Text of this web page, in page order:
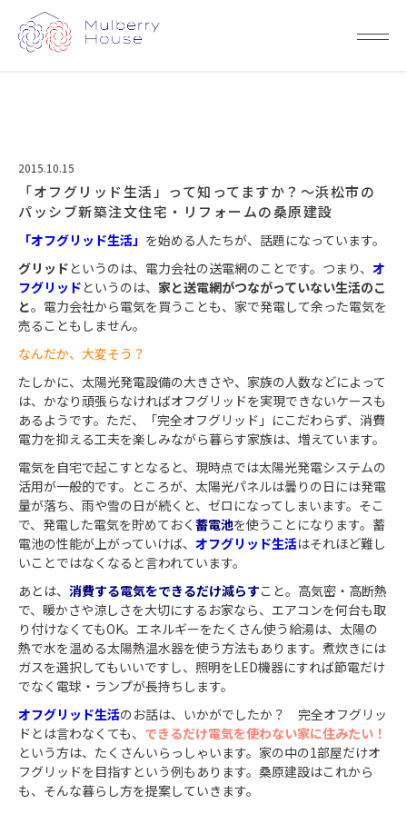
2015.10.15
「オフグリッド生活」って知ってますか？～浜松市の
パッシブ新築注文住宅・リフォームの桑原建設
「オフグリッド生活」 を始める人たちが、話題になっています。
グリッドというのは、電力会社の送電網のことです。つまり、 オ
フグリッドというのは、 家と送電網がつながっていない生活のこ
と。電力会社から電気を買うことも、家で発電して余った電気を
売ることもしません。
なんだか、大変そう？
たしかに、太陽光発電設備の大きさや、家族の人数などによって
は、かなり頑張らなければオフグリッドを実現できないケースも
あるようです。ただ、「完全オフグリッド」にこだわらず、消費
電力を抑える工夫を楽しみながら暮らす家族は、増えています。
電気を自宅で起こすとなると、現時点では太陽光発電システムの
活用が一般的です。ところが、太陽光パネルは曇りの日には発電
量が落ち、雨や雪の日が続くと、ゼロになってしまいます。そこ
で、発電した電気を貯めておく 蓄電池を使うことになります。蓄
電池の性能が上がっていけば、 オフグリッド生活はそれほど難し
いことではなくなると言われています。
あとは、 消費する電気をできるだけ減らすこと。高気密・高断熱
で、暖かさや涼しさを大切にするお家なら、エアコンを何台も取
り付けなくてもOK。エネルギーをたくさん使う給湯は、太陽の
熱で水を温める太陽熱温水器を使う方法もあります。煮炊きには
ガスを選択してもいいですし、照明をLED機器にすれば節電だけ
でなく電球・ランプが長持ちします。
オフグリッド生活のお話は、いかがでしたか？ 完全オフグリッ
ドとは言わなくても、 できるだけ電気を使わない家に住みたい！
という方は、たくさんいらっしゃいます。家の中の1部屋だけオ
フグリッドを目指すという例もあります。桑原建設はこれから
も、そんな暮らし方を提案していきます。